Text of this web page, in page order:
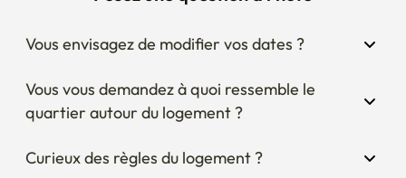
Vous envisagez de modifier vos dates ?
Vous vous demandez à quoi ressemble le
quartier autour du logement ?
Curieux des règles du logement ?